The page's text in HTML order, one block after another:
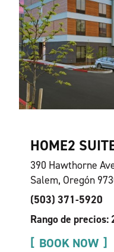
HOME2
390 Hawthorne
Salem, Oregón
(503) 371-5920
Rango de precios:
BOOK NOW